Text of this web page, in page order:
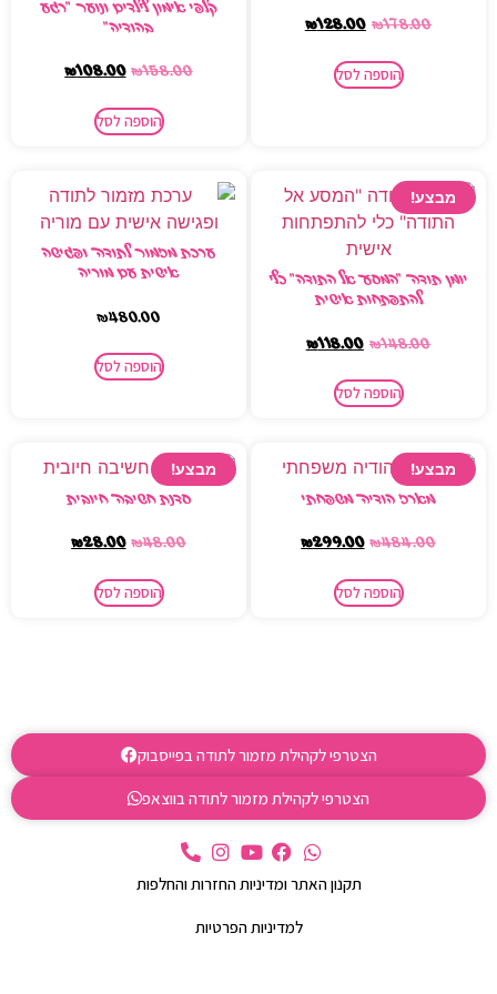
₪
₪128.00
הוספה לסל
קלפי אימון לילדים ונוער "רגע
₪
₪108.00
הוספה לסל
תודה "המסע אל התודה" כלי
להתפתחות אישית
₪
₪118.00
הוספה לסל
ערכת מזמור לתודה ופגישה
אישית עם מוריה
₪
הוספה לסל
מארז הודיה משפחתי
₪
₪299.00
הוספה לסל
מבצע!
סדנת חשיבה חיובית
₪28.00
הוספה לסל
הצטרפי לקהילת מזמור לתודה בפייסבוק
הצטרפי לקהילת מזמור לתודה בווצאפ
תקנון האתר ומדיניות החזרות והחלפות
למדיניות הפרטיות